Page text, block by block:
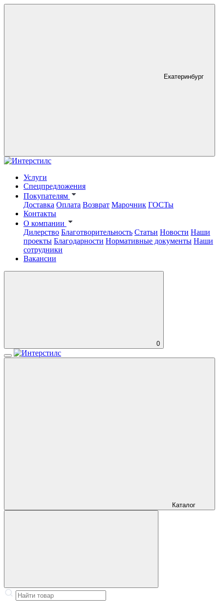
Екатеринбург
Услуги
Спецпредложения
Покупателям
Доставка Оплата Возврат Марочник ГОСТы
Контакты
О компании
Дилерство Благотворительность Статьи Новости Наши
проекты Благодарности Нормативные документы Наши
сотрудники
Вакансии
0
Каталог